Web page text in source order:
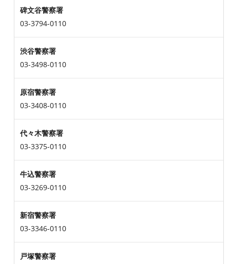
碑文谷警察署
03-3794-0110
渋谷警察署
03-3498-0110
原宿警察署
03-3408-0110
代々木警察署
03-3375-0110
牛込警察署
03-3269-0110
新宿警察署
03-3346-0110
戸塚警察署